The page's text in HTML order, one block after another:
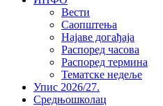
Вести
Саопштења
Најаве догађаја
Распоред часова
Распоред термина
Тематске недеље
Упис 2026/27.
Средњошколац